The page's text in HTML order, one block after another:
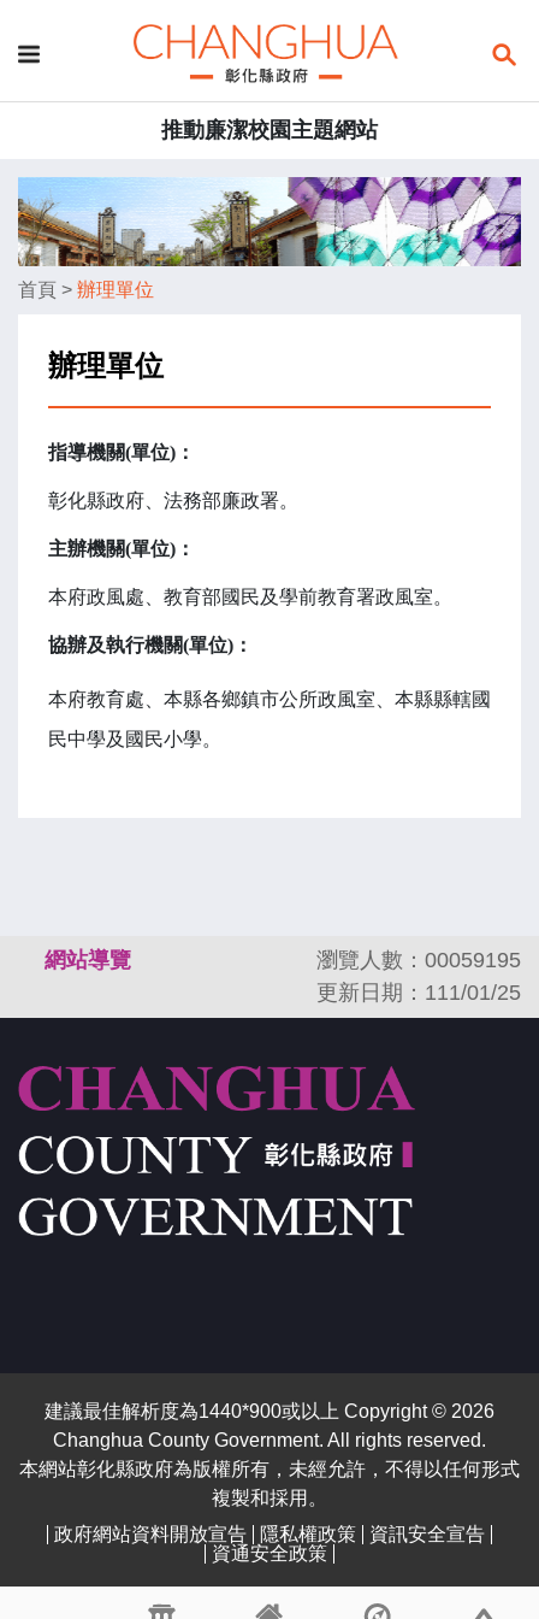
推動廉潔校園主題網站
首頁 > 辦理單位
辦理單位
指導機關(單位)：
彰化縣政府、法務部廉政署。
主辦機關(單位)：
本府政風處、 教育部國民及學前教育署政風室。
協辦及執行機關(單位)：
本府教育處
本縣各鄉鎮市公所政風室、本縣縣轄國
民中學及國民小學。
網站導覽
瀏覽人數：00059195
更新日期：111/01/25
建議最佳解析度為1440*900或以上 Copyright © 2026
Changhua County Government. All rights reserved.
本網站彰化縣政府為版權所有，未經允許，不得以任何形式
複製和採用。
政府網站資料開放宣告
隱私權政策
資訊安全宣告
資通安全政策